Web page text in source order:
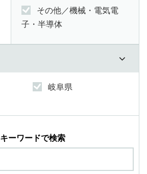
その他／機械・電気電
子・半導体
岐阜県
キーワードで検索